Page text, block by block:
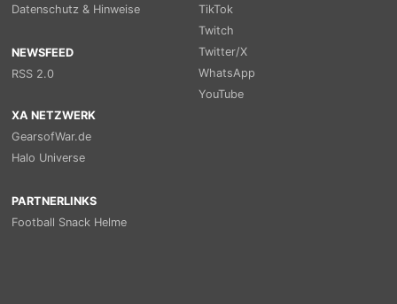
Datenschutz & Hinweise
NEWSFEED
RSS 2.0
TikTok
Twitch
Twitter/X
WhatsApp
YouTube
XA NETZWERK
GearsofWar.de
Halo Universe
PARTNERLINKS
Football Snack Helme